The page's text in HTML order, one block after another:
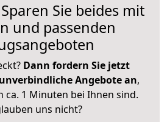
Sie beides mit
und passenden
Dann fordern Sie jetzt
Angebote an,
ca. 1 Minuten bei Ihnen sind.
uns nicht?